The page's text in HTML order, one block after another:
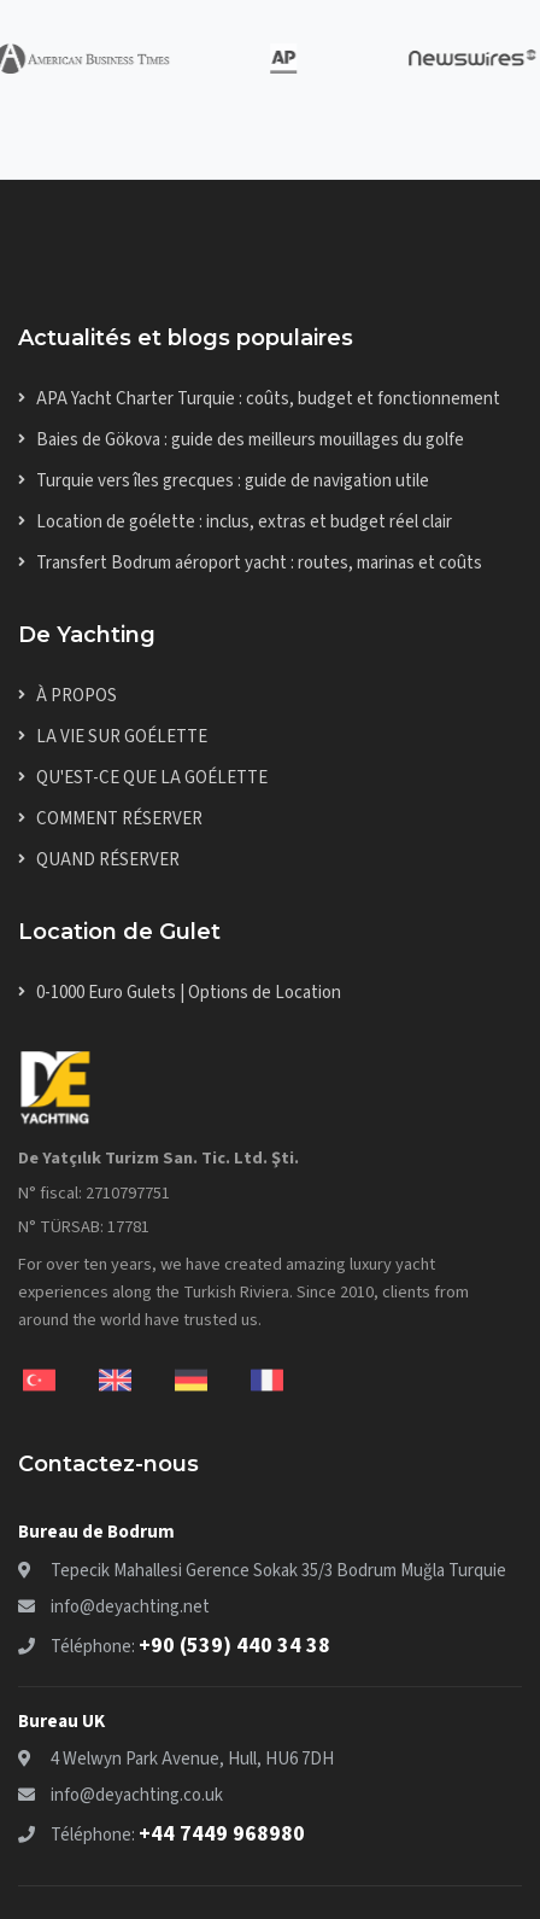
Actualités et blogs populaires
APA Yacht Charter Turquie : coûts, budget et fonctionnement
Baies de Gökova : guide des meilleurs mouillages du golfe
Turquie vers îles grecques : guide de navigation utile
Location de goélette : inclus, extras et budget réel clair
Transfert Bodrum aéroport yacht : routes, marinas et coûts
De Yachting
À PROPOS
LA VIE SUR GOÉLETTE
QU'EST-CE QUE LA GOÉLETTE
COMMENT RÉSERVER
QUAND RÉSERVER
Location de Gulet
0-1000 Euro Gulets | Options de Location
De Yatçılık Turizm San. Tic. Ltd. Şti.
N° fiscal: 2710797751
N° TÜRSAB: 17781
For over ten years, we have created amazing luxury yacht
experiences along the Turkish Riviera. Since 2010, clients from
around the world have trusted us.
Contactez-nous
Bureau de Bodrum
Tepecik Mahallesi Gerence Sokak 35/3 Bodrum Muğla Turquie
info@deyachting.net
Téléphone: +90 (539) 440 34 38
Bureau UK
4 Welwyn Park Avenue, Hull, HU6 7DH
info@deyachting.co.uk
Téléphone: +44 7449 968980